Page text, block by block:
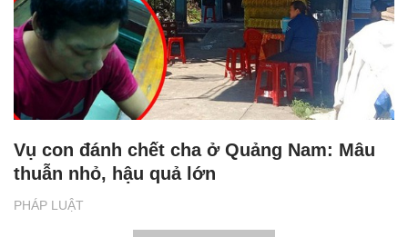
PHÁP LUẬT
Vụ con đánh chết cha ở Quảng Nam: Mâu
thuẫn nhỏ, hậu quả lớn